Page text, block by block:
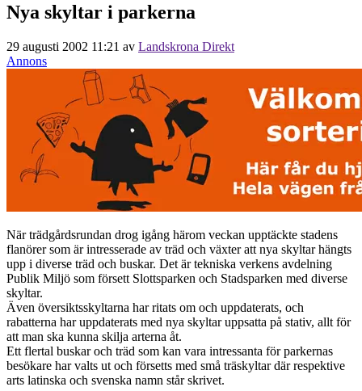
Nya skyltar i parkerna
29 augusti 2002 11:21 av Landskrona Direkt
Annons
När trädgårdsrundan drog igång härom veckan upptäckte stadens
flanörer som är intresserade av träd och växter att nya skyltar hängts
upp i diverse träd och buskar. Det är tekniska verkens avdelning
Publik Miljö som försett Slottsparken och Stadsparken med diverse
skyltar.
Även översiktsskyltarna har ritats om och uppdaterats, och
rabatterna har uppdaterats med nya skyltar uppsatta på stativ, allt för
att man ska kunna skilja arterna åt.
Ett flertal buskar och träd som kan vara intressanta för parkernas
besökare har valts ut och försetts med små träskyltar där respektive
arts latinska och svenska namn står skrivet.